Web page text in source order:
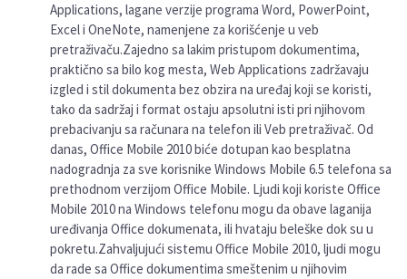
Applications, lagane verzije programa Word, PowerPoint,
Excel i OneNote, namenjene za korišćenje u veb
pretraživaču.Zajedno sa lakim pristupom dokumentima,
praktično sa bilo kog mesta, Web Applications zadržavaju
izgled i stil dokumenta bez obzira na uređaj koji se koristi,
tako da sadržaj i format ostaju apsolutni isti pri njihovom
prebacivanju sa računara na telefon ili Veb pretraživač. Od
danas, Office Mobile 2010 biće dotupan kao besplatna
nadogradnja za sve korisnike Windows Mobile 6.5 telefona sa
prethodnom verzijom Office Mobile. Ljudi koji koriste Office
Mobile 2010 na Windows telefonu mogu da obave laganija
uređivanja Office dokumenata, ili hvataju beleške dok su u
pokretu.Zahvaljujući sistemu Office Mobile 2010, ljudi mogu
da rade sa Office dokumentima smeštenim u njihovim